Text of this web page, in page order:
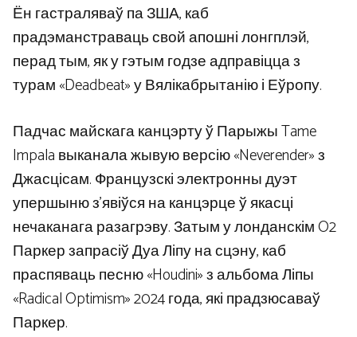
Ён гастраляваў па ЗША, каб
прадэманстраваць свой апошні лонгплэй,
перад тым, як у гэтым годзе адправіцца з
турам «Deadbeat» у Вялікабрытанію і Еўропу.
Падчас майскага канцэрту ў Парыжы Tame
Impala выканала жывую версію «Neverender» з
Джасцісам. Французскі электронны дуэт
упершыню з’явіўся на канцэрце ў якасці
нечаканага разагрэву. Затым у лонданскім O2
Паркер запрасіў Дуа Ліпу на сцэну, каб
праспяваць песню «Houdini» з альбома Ліпы
«Radical Optimism» 2024 года, які прадзюсаваў
Паркер.